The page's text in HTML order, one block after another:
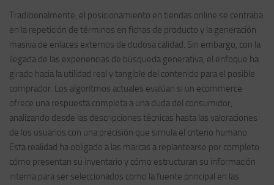
Tradicionalmente, el posicionamiento en tiendas online se centraba
en la repetición de términos en fichas de producto y la generación
masiva de enlaces externos de dudosa calidad. Sin embargo, con la
llegada de las experiencias de búsqueda generativa, el enfoque ha
girado hacia la utilidad real y tangible del contenido para el posible
comprador. Los algoritmos actuales evalúan si un ecommerce
ofrece una respuesta completa a una duda del consumidor,
analizando desde las descripciones técnicas hasta las valoraciones
de los usuarios con una precisión que simula el criterio humano.
Esta realidad ha obligado a las marcas a replantearse por completo
cómo presentan su inventario y cómo estructuran su información
interna para ser seleccionados como la fuente principal en las